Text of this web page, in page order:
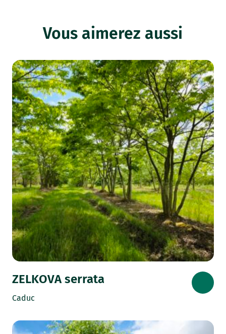
Vous aimerez aussi
ZELKOVA serrata
Caduc